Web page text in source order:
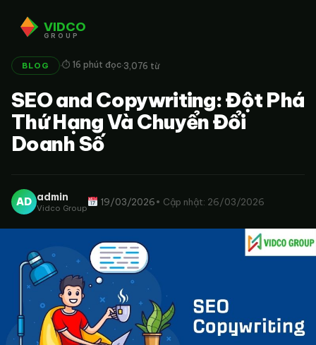
VIDCO
GROUP
BLOG ·⏱ 16 phút đọc·3,076 từ
SEO and Copywriting: Đột Phá
Thứ Hạng Và Chuyển Đổi
Doanh Số
AD admin
Vidco Group
19/03/2026• Cập nhật: 26/03/2026